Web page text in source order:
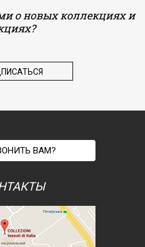
о новых коллекциях и
ВАМ?